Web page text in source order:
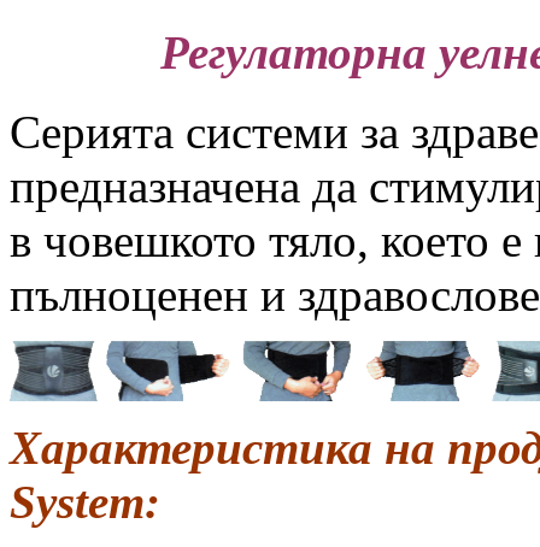
Регулаторна
Серията системи за
предназначена да
в човешкото тяло, което
пълноценен и
Характеристика на
System: